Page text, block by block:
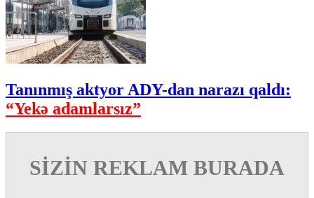
Tanınmış aktyor ADY-dan narazı qaldı:
“Yekə adamlarsız”
SİZİN REKLAM BURADA